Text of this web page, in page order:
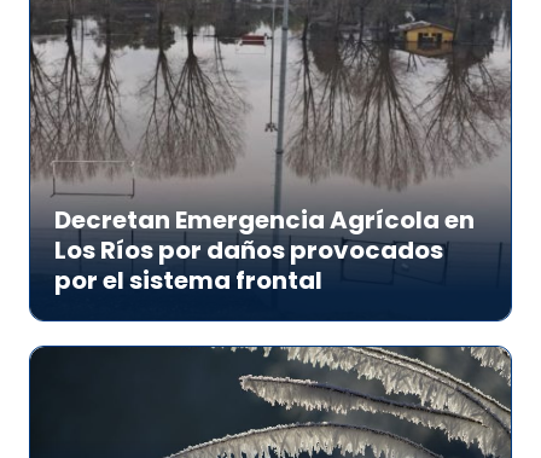
Decretan Emergencia Agrícola en
Los Ríos por daños provocados
por el sistema frontal